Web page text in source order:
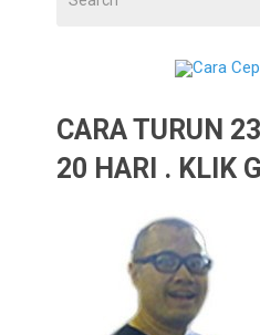
CARA TURUN
20 HARI . KLIK